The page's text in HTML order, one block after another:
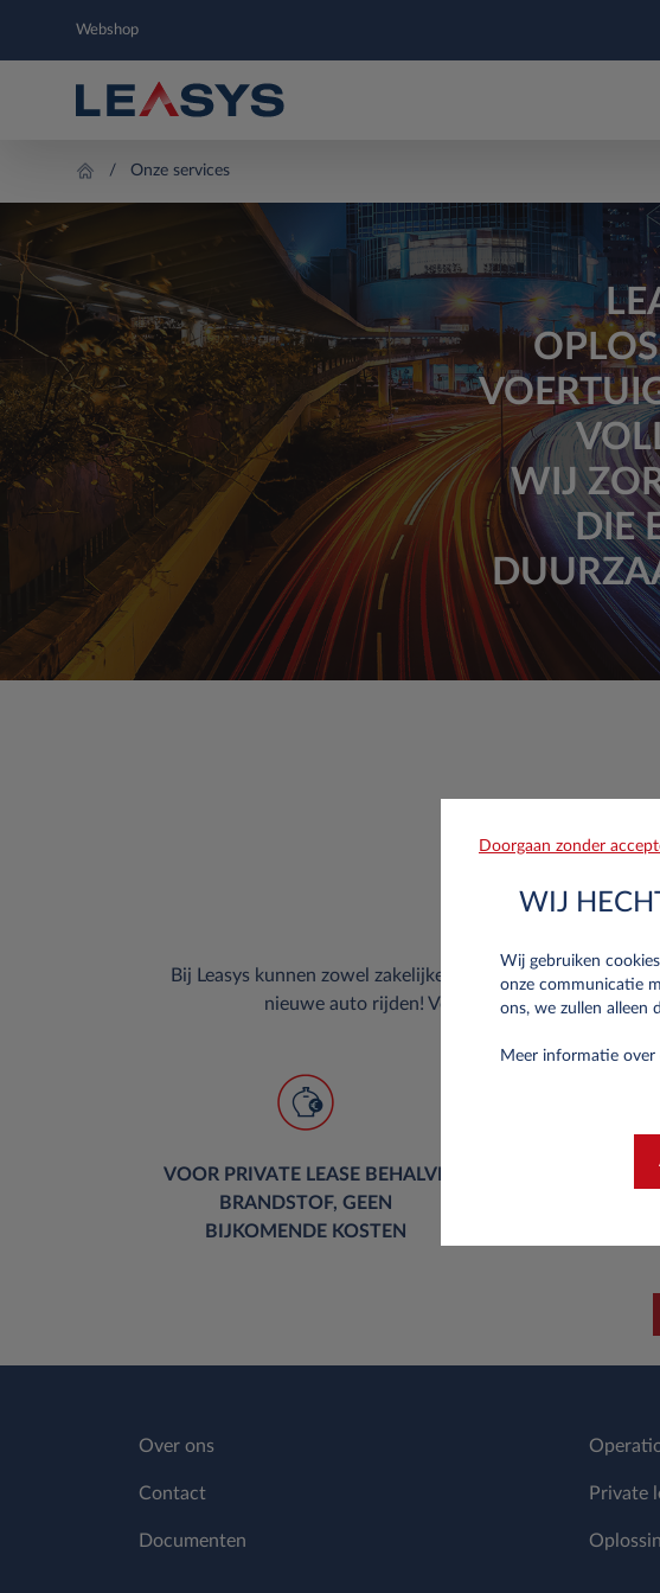
Webshop
Onze services
WIJ
DIE
Bij Leasys kunnen zowel zakelijke en particuliere klanten
nieuwe auto rijden! Voor zakelijke rijders komt
VOOR PRIVATE LEASE BEHALVE
BRANDSTOF, GEEN
BIJKOMENDE KOSTEN
Over ons
Contact
Documenten
Private
Doorgaan zonder
WIJ
Wij gebruiken
onze communicatie
ons, we zullen alleen
Meer informatie